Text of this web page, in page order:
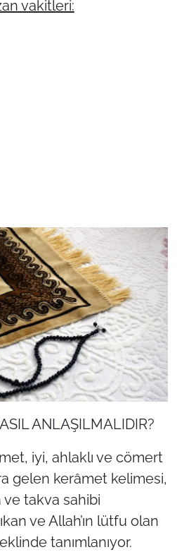
vakitleri:
ANLAŞILMALIDIR?
iyi, ahlaklı ve cömert
gelen kerâmet kelimesi,
ve takva sahibi
ve Allah’ın lütfu olan
tanımlanıyor.